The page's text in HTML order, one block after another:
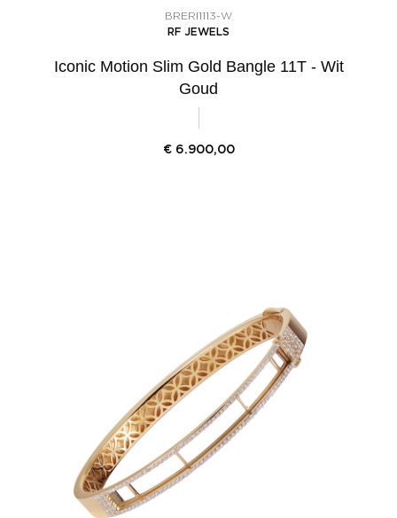
BRERI1113-W
RF JEWELS
Iconic Motion Slim Gold Bangle 11T - Wit
Goud
€ 6.900,00